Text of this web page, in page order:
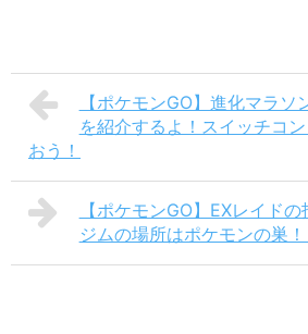
【ポケモンGO】進化マラ
を紹介するよ！スイッチコ
おう！
【ポケモンGO】EXレイド
ジムの場所はポケモンの巣！